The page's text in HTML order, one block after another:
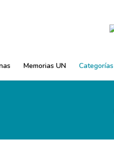
Memorias UN Categorías